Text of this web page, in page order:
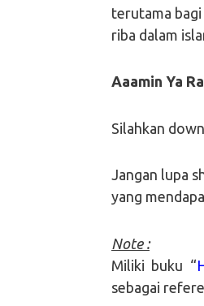
terutama
riba dalam
Aaamin Ya
Silahkan
Jangan lupa
yang
Note :
Miliki buku “
sebagai